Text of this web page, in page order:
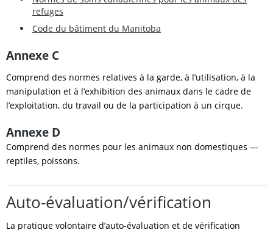
refuges
Code du bâtiment du Manitoba
Annexe C
Comprend des normes relatives à la garde, à l’utilisation, à la
manipulation et à l’exhibition des animaux dans le cadre de
l’exploitation, du travail ou de la participation à un cirque.
Annexe D
Comprend des normes pour les animaux non domestiques —
reptiles, poissons.
Auto-évaluation/vérification
La pratique volontaire d’auto-évaluation et de vérification